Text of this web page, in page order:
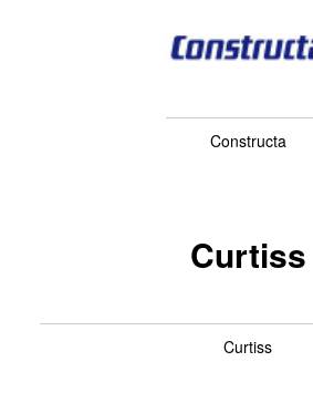
Constructa
Curtiss
Curtiss